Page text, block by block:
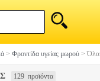
> Φροντίδα υγείας μωρού >Όλα
129 προϊόντα